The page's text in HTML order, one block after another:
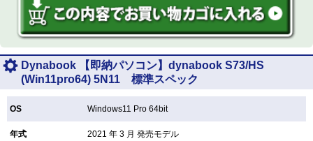
Dynabook 【即納パソコン】dynabook S73/HS
(Win11pro64) 5N11 標準スペック
OS Windows11 Pro 64bit
年式 2021 年 3 月 発売モデル